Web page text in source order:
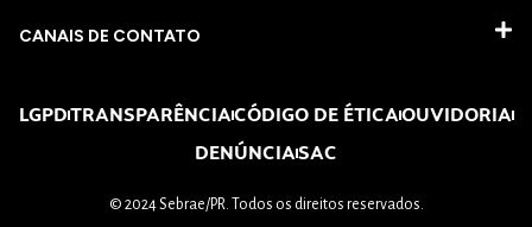
CANAIS DE CONTATO
LGPDTRANSPARÊNCIACÓDIGO DE ÉTICAOUVIDORIA
DENÚNCIASAC
© 2024 Sebrae/PR. Todos os direitos reservados.